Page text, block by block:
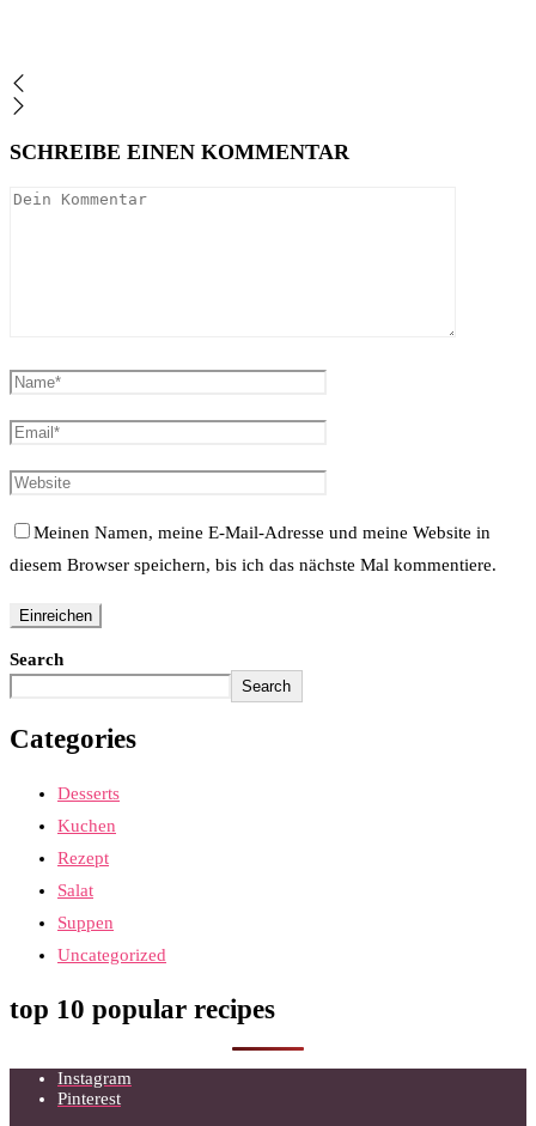
SCHREIBE EINEN KOMMENTAR
Meinen Namen, meine E-Mail-Adresse und meine Website in
diesem Browser speichern, bis ich das nächste Mal kommentiere.
Search
Search
Categories
Desserts
Kuchen
Rezept
Salat
Suppen
Uncategorized
top 10 popular recipes
Instagram
Pinterest